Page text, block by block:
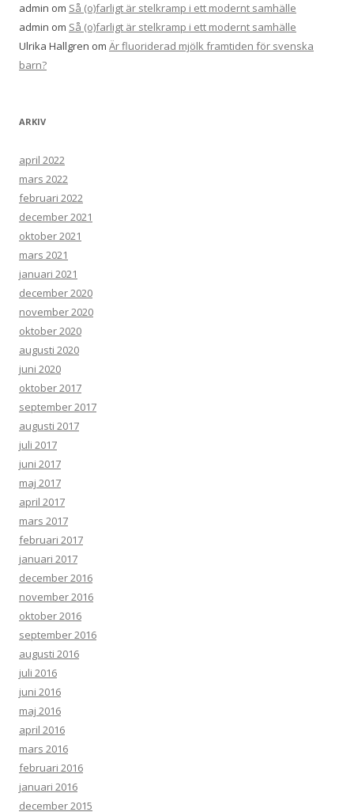
admin om Så (o)farligt är stelkramp i ett modernt samhälle
admin om Så (o)farligt är stelkramp i ett modernt samhälle
Ulrika Hallgren om Är fluoriderad mjölk framtiden för svenska
barn?
ARKIV
april 2022
mars 2022
februari 2022
december 2021
oktober 2021
mars 2021
januari 2021
december 2020
november 2020
oktober 2020
augusti 2020
juni 2020
oktober 2017
september 2017
augusti 2017
juli 2017
juni 2017
maj 2017
april 2017
mars 2017
februari 2017
januari 2017
december 2016
november 2016
oktober 2016
september 2016
augusti 2016
juli 2016
juni 2016
maj 2016
april 2016
mars 2016
februari 2016
januari 2016
december 2015